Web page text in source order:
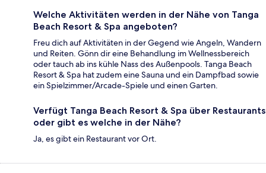
Welche Aktivitäten werden in der Nähe von Tanga
Beach Resort & Spa angeboten?
Freu dich auf Aktivitäten in der Gegend wie Angeln, Wandern
und Reiten. Gönn dir eine Behandlung im Wellnessbereich
oder tauch ab ins kühle Nass des Außenpools. Tanga Beach
Resort & Spa hat zudem eine Sauna und ein Dampfbad sowie
ein Spielzimmer/Arcade-Spiele und einen Garten.
Verfügt Tanga Beach Resort & Spa über Restaurants
oder gibt es welche in der Nähe?
Ja, es gibt ein Restaurant vor Ort.